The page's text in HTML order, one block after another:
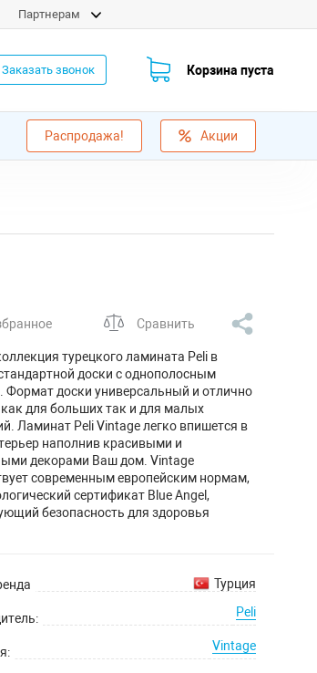
Партнерам
Заказать звонок Корзина пуста
Распродажа! Акции
Сравнить
турецкого ламината Peli в
доски с однополосным
Формат доски универсальный и отлично
для больших так и для малых
Ламинат Peli Vintage легко впишется в
наполнив красивыми и
декорами Ваш дом. Vintage
современным европейским нормам,
сертификат Blue Angel,
безопасность для здоровья
Турция
Peli
Vintage